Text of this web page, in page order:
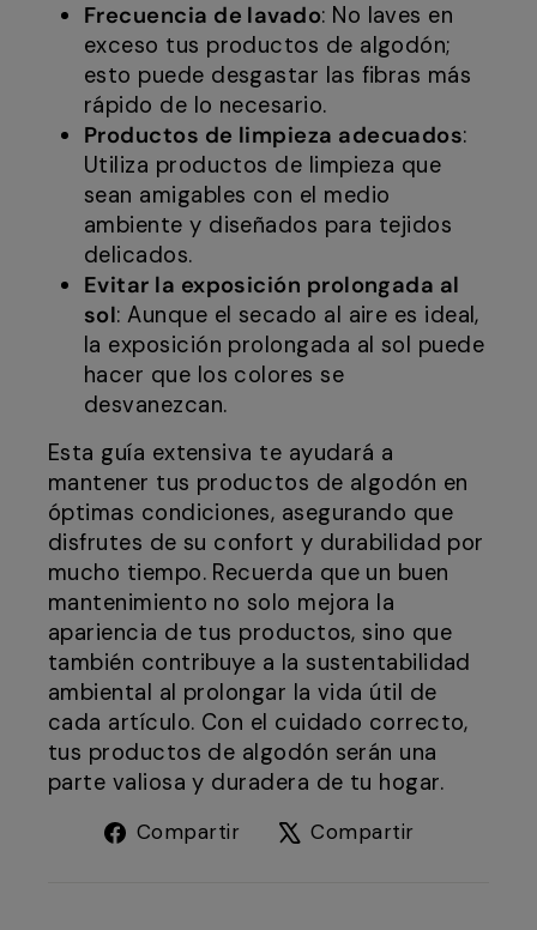
Frecuencia de lavado: No laves en
exceso tus productos de algodón;
esto puede desgastar las fibras más
rápido de lo necesario.
Productos de limpieza adecuados:
Utiliza productos de limpieza que
sean amigables con el medio
ambiente y diseñados para tejidos
delicados.
Evitar la exposición prolongada al
sol: Aunque el secado al aire es ideal,
la exposición prolongada al sol puede
hacer que los colores se
desvanezcan.
Esta guía extensiva te ayudará a
mantener tus productos de algodón en
óptimas condiciones, asegurando que
disfrutes de su confort y durabilidad por
mucho tiempo. Recuerda que un buen
mantenimiento no solo mejora la
apariencia de tus productos, sino que
también contribuye a la sustentabilidad
ambiental al prolongar la vida útil de
cada artículo. Con el cuidado correcto,
tus productos de algodón serán una
parte valiosa y duradera de tu hogar.
Compartir
Compartir
Compartir